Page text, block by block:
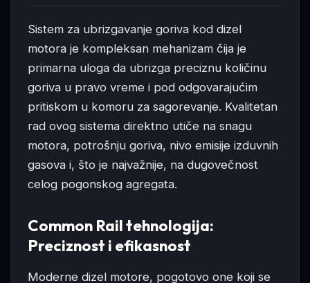
Sistem za ubrizgavanje goriva kod dizel
motora je kompleksan mehanizam čija je
primarna uloga da ubrizga preciznu količinu
goriva u pravo vreme i pod odgovarajućim
pritiskom u komoru za sagorevanje. Kvalitetan
rad ovog sistema direktno utiče na snagu
motora, potrošnju goriva, nivo emisije izduvnih
gasova i, što je najvažnije, na dugovečnost
celog pogonskog agregata.
Common Rail tehnologija:
Preciznost i efikasnost
Moderne dizel motore, pogotovo one koji se